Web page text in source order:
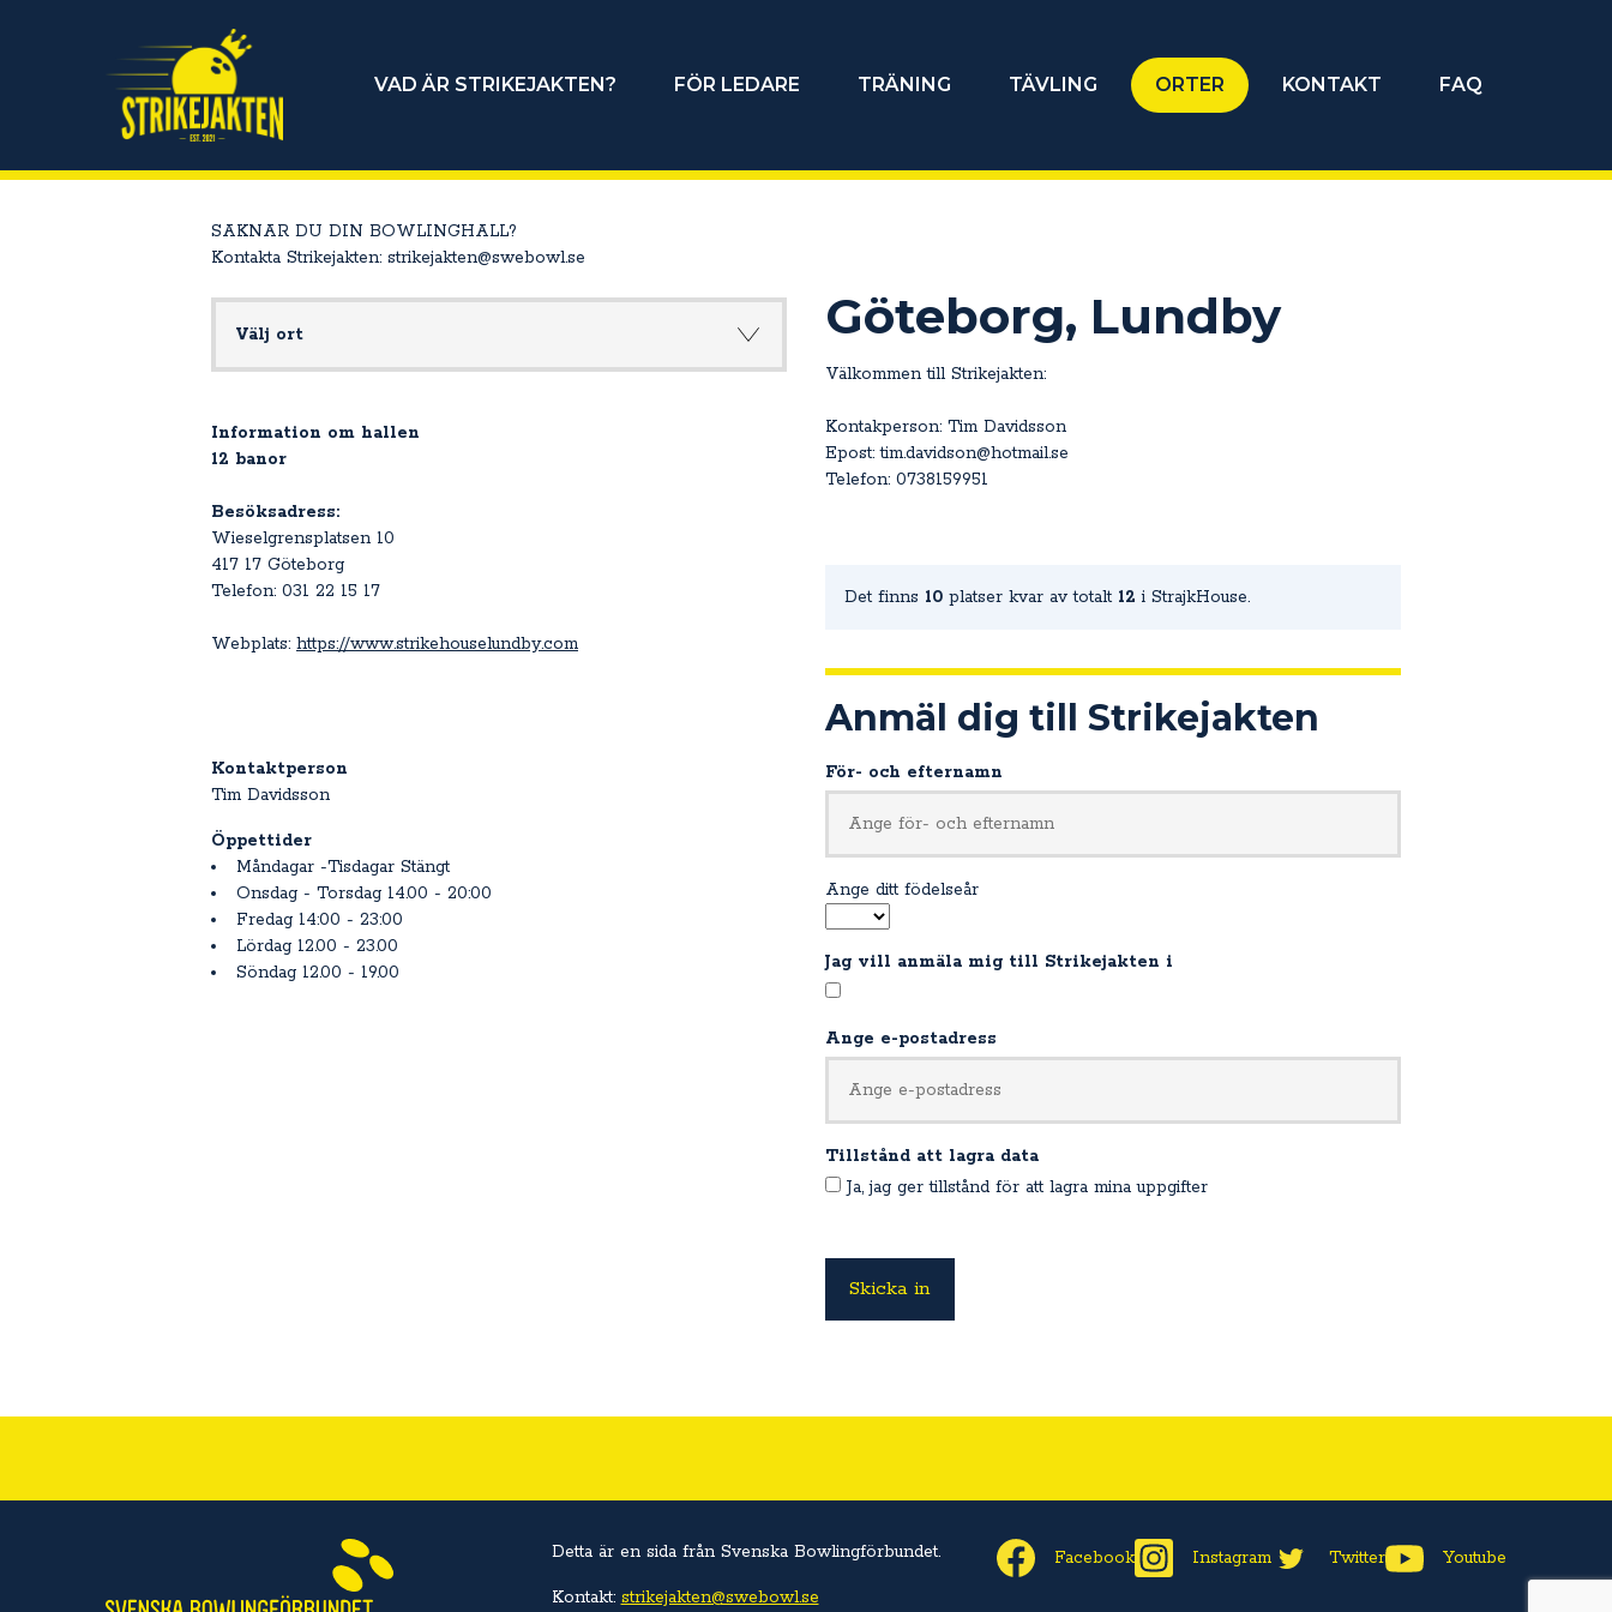
VAD ÄR STRIKEJAKTEN? FÖR LEDARE TRÄNING TÄVLING ORTER KONTAKT FAQ
SAKNAR DU DIN BOWLINGHALL?
Kontakta Strikejakten: strikejakten@swebowl.se
Välj ort
Information om hallen
12 banor
Besöksadress:
Wieselgrensplatsen 10
417 17 Göteborg
Telefon: 031 22 15 17
Webplats: https://www.strikehouselundby.com
Kontaktperson
Tim Davidsson
Öppettider
Måndagar -Tisdagar Stängt
Onsdag - Torsdag 14.00 - 20:00
Fredag 14:00 - 23:00
Lördag 12.00 - 23.00
Söndag 12.00 - 19.00
Göteborg, Lundby
Välkommen till Strikejakten:
Kontakperson: Tim Davidsson
Epost: tim.davidson@hotmail.se
Telefon: 0738159951
Det finns 10 platser kvar av totalt 12 i StrajkHouse.
Anmäl dig till Strikejakten
För- och efternamn
Ange ditt födelseår
Jag vill anmäla mig till Strikejakten i
Ange e-postadress
Tillstånd att lagra data
Ja, jag ger tillstånd för att lagra mina uppgifter
Detta är en sida från Svenska Bowlingförbundet.
Kontakt: strikejakten@swebowl.se
Facebook Instagram Twitter Youtube